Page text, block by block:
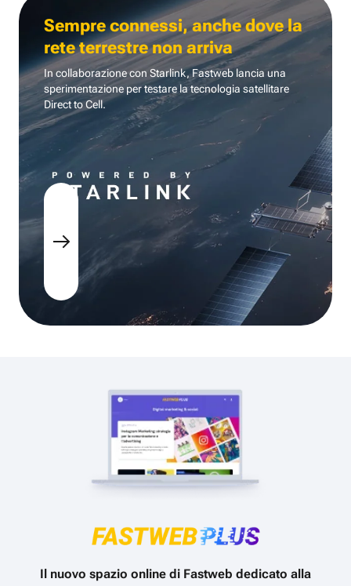
Sempre connessi, anche dove la
rete terrestre non arriva
In collaborazione con Starlink, Fastweb lancia una
sperimentazione per testare la tecnologia satellitare
Direct to Cell.
Il nuovo spazio online di Fastweb dedicato alla